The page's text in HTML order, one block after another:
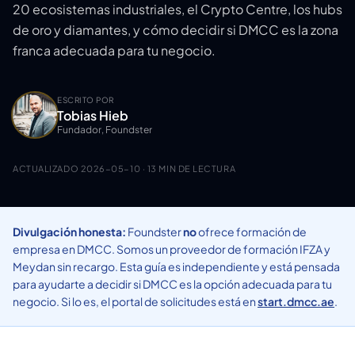
20 ecosistemas industriales, el Crypto Centre, los hubs
de oro y diamantes, y cómo decidir si DMCC es la zona
franca adecuada para tu negocio.
ESCRITO POR
Tobias Hieb
Fundador, Foundster
ACTUALIZADO 2026-05-10 · 13 MIN DE LECTURA
Divulgación honesta: Foundsternoofrece formación de
empresa en DMCC. Somos un proveedor de formación IFZA y
Meydan sin recargo. Esta guía es independiente y está pensada
para ayudarte a decidir si DMCC es la opción adecuada para tu
negocio. Si lo es, el portal de solicitudes está enstart.dmcc.ae.